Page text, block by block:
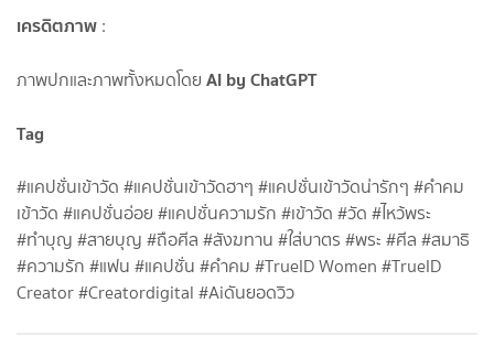
เครดิตภาพ :
ภาพปกและภาพทั้งหมดโดย AI by ChatGPT
Tag
#แคปชั่นเข้าวัด #แคปชั่นเข้าวัดฮาๆ #แคปชั่นเข้าวัดน่ารักๆ #คำคม
เข้าวัด #แคปชั่นอ่อย #แคปชั่นความรัก #เข้าวัด #วัด #ไหว้พระ
#ทำบุญ #สายบุญ #ถือศีล #สังฆทาน #ใส่บาตร #พระ #ศีล #สมาธิ
#ความรัก #แฟน #แคปชั่น #คำคม #TrueID Women #TrueID
Creator #Creatordigital #Aiดันยอดวิว